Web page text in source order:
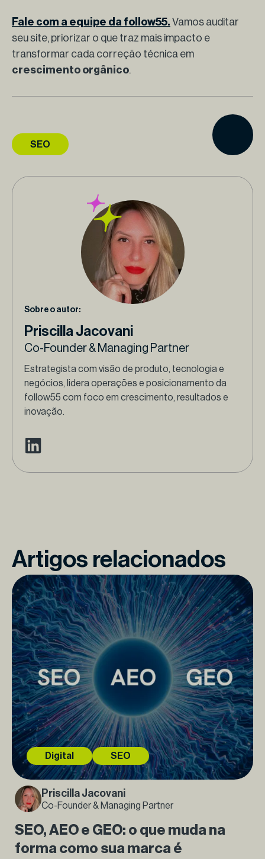
Fale com a equipe da follow55. Vamos auditar
seu site, priorizar o que traz mais impacto e
transformar cada correção técnica em
crescimento orgânico.
SEO
Sobre o autor:
Priscilla Jacovani
Co-Founder & Managing Partner
Estrategista com visão de produto, tecnologia e
negócios, lidera operações e posicionamento da
follow55 com foco em crescimento, resultados e
inovação.
Artigos relacionados
Digital SEO
Priscilla Jacovani
Co-Founder & Managing Partner
SEO, AEO e GEO: o que muda na
forma como sua marca é